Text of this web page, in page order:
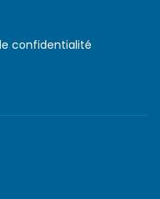
confidentialité